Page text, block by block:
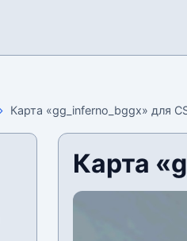
Карта «gg_inferno_bggx» для
Карта